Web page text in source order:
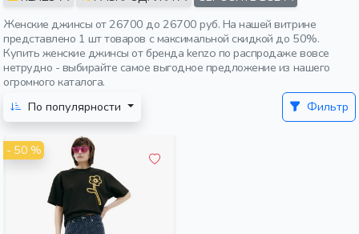
Женские джинсы от 26700 до 26700 руб. На нашей витрине
представлено 1 шт товаров с максимальной скидкой до 50%.
Купить женские джинсы от бренда kenzo по распродаже вовсе
нетрудно - выбирайте самое выгодное предложение из нашего
огромного каталога.
По популярности
Фильтр
- 50 %